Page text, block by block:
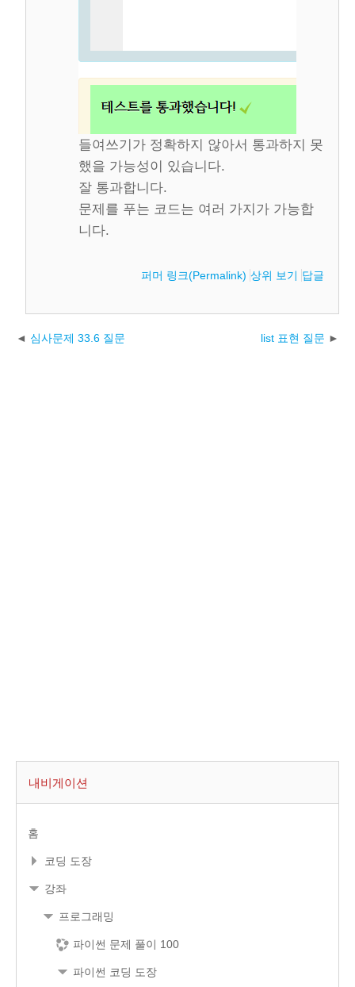
들여쓰기가 정확하지 않아서 통과하지 못
했을 가능성이 있습니다.
잘 통과합니다.
문제를 푸는 코드는 여러 가지가 가능합
니다.
퍼머 링크(Permalink) 상위 보기 답글
심사문제 33.6 질문 list 표현 질문
내비게이션
홈
코딩 도장
강좌
프로그래밍
파이썬 문제 풀이 100
파이썬 코딩 도장